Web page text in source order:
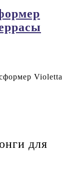
Violetta
для